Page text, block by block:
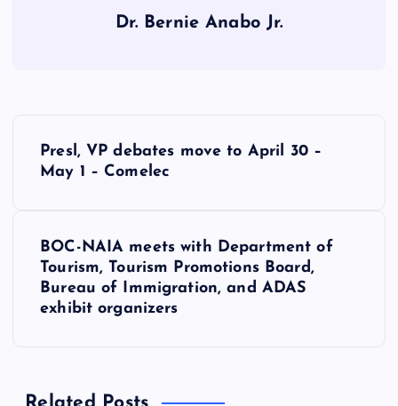
Dr. Bernie Anabo Jr.
v
Presl, VP debates move to April 30 –
May 1 – Comelec
BOC-NAIA meets with Department of
Tourism, Tourism Promotions Board,
Bureau of Immigration, and ADAS
exhibit organizers